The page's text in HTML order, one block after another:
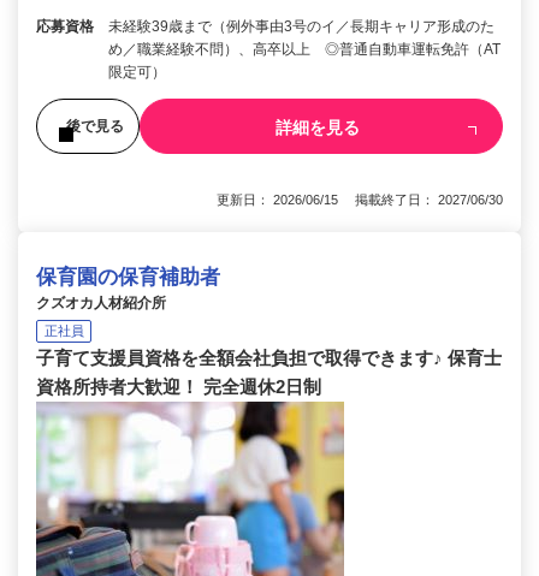
応募資格
未経験39歳まで（例外事由3号のイ／長期キャリア形成のた
め／職業経験不問）、高卒以上 ◎普通自動車運転免許（AT
限定可）
後で見る 詳細を見る
更新日： 2026/06/15 掲載終了日： 2027/06/30
保育園の保育補助者
クズオカ人材紹介所
正社員
子育て支援員資格を全額会社負担で取得できます♪ 保育士
資格所持者大歓迎！ 完全週休2日制